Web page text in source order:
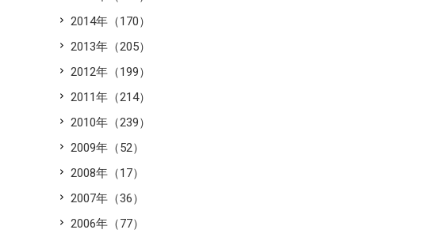
2014年（170）
2013年（205）
2012年（199）
2011年（214）
2010年（239）
2009年（52）
2008年（17）
2007年（36）
2006年（77）